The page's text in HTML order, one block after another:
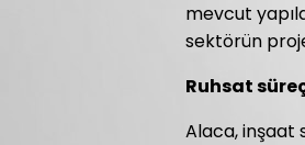
mevcut
sektörün
Ruhsat
Alaca, inşaat